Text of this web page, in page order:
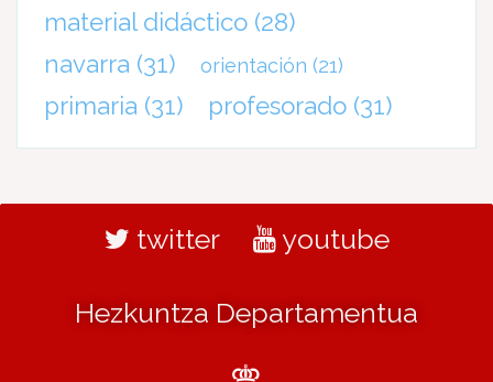
material didáctico (28)
navarra (31) orientación (21)
primaria (31) profesorado (31)
twitter youtube
Hezkuntza Departamentua